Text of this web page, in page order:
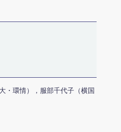
・環情），服部千代子（横国